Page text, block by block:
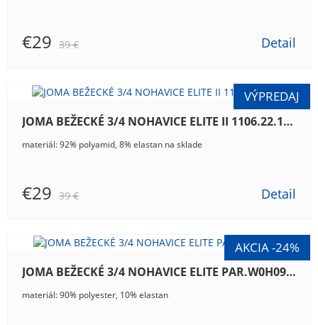
€29 39 € Detail
JOMA BEŽECKÉ 3/4 NOHAVICE ELITE II 1106.22.1042
materiál: 92% polyamid, 8% elastan na sklade
€29 39 € Detail
JOMA BEŽECKÉ 3/4 NOHAVICE ELITE PAR.W0H09.10
materiál: 90% polyester, 10% elastan